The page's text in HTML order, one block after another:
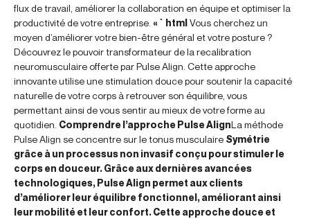
flux de travail, améliorer la collaboration en équipe et optimiser la
productivité de votre entreprise. « `htmlVous cherchez un
moyen d’améliorer votre bien-être général et votre posture ?
Découvrez le pouvoir transformateur de la recalibration
neuromusculaire offerte par Pulse Align. Cette approche
innovante utilise une stimulation douce pour soutenir la capacité
naturelle de votre corps à retrouver son équilibre, vous
permettant ainsi de vous sentir au mieux de votre forme au
quotidien. Comprendre l’approche Pulse AlignLa méthode
Pulse Align se concentre sur le tonus musculaire Symétrie
grâce à un processus non invasif conçu pour stimuler le
corps en douceur. Grâce aux dernières avancées
technologiques, Pulse Align permet aux clients
d’améliorer leur équilibre fonctionnel, améliorant ainsi
leur mobilité et leur confort. Cette approche douce et